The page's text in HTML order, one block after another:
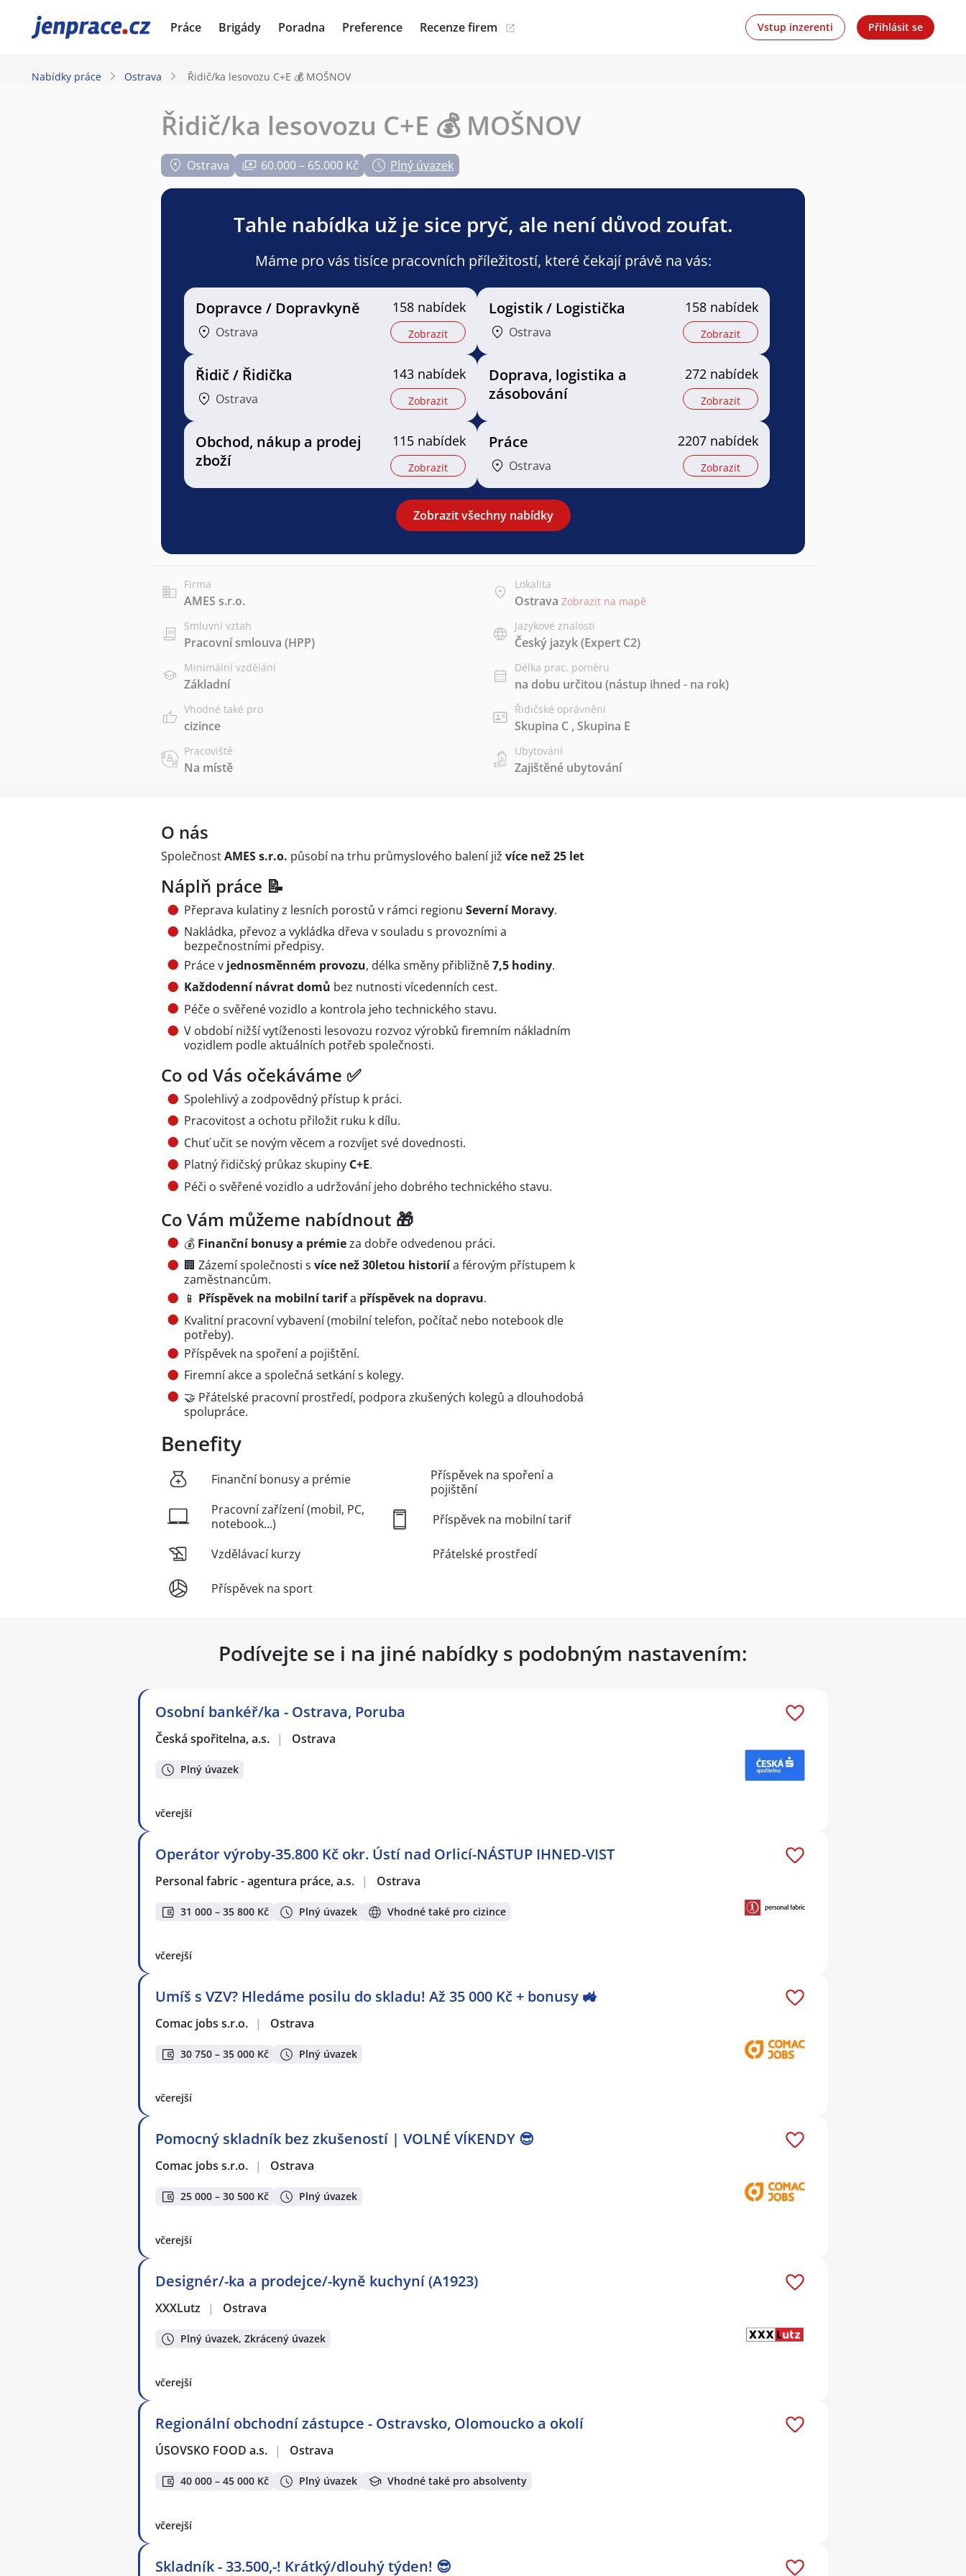
JenPráce.cz Práce Brigády Poradna Preference Recenze firem Vstup inzerenti Přihlásit se
Nabídky práce Ostrava Řidič/ka lesovozu C+E 💰 MOŠNOV
Řidič/ka lesovozu C+E 💰 MOŠNOV
Ostrava 60.000 – 65.000 Kč Plný úvazek
Tahle nabídka už je sice pryč, ale není důvod zoufat.
Máme pro vás tisíce pracovních příležitostí, které čekají právě na vás:
Dopravce / Dopravkyně
Ostrava
158 nabídek
Zobrazit
Logistik / Logistička
Ostrava
158 nabídek
Zobrazit
Řidič / Řidička
Ostrava
143 nabídek
Zobrazit
Doprava, logistika a
zásobování
272 nabídek
Zobrazit
Obchod, nákup a prodej
zboží
115 nabídek
Zobrazit
Práce
Ostrava
2207 nabídek
Zobrazit
Zobrazit všechny nabídky
Firma
AMES s.r.o.
Lokalita
Ostrava Zobrazit na mapě
Smluvní vztah
Pracovní smlouva (HPP)
Jazykové znalosti
Český jazyk(Expert C2)
Minimální vzdělání
Základní
Délka prac. poměru
na dobu určitou (nástup ihned - na rok)
Vhodné také pro
cizince
Řidičské oprávnění
Skupina C , Skupina E
Pracoviště
Na místě
Ubytování
Zajištěné ubytování
O nás
SpolečnostAMES s.r.o. působí na trhu průmyslového balení již více než 25 let
Náplň práce 📝
Přeprava kulatiny z lesních porostů v rámci regionu Severní Moravy.
Nakládka, převoz a vykládka dřeva v souladu s provozními a
bezpečnostními předpisy.
Práce v jednosměnném provozu, délka směny přibližně7,5 hodiny.
Každodenní návrat domů bez nutnosti vícedenních cest.
Péče o svěřené vozidlo a kontrola jeho technického stavu.
V období nižší vytíženosti lesovozu rozvoz výrobků firemním nákladním
vozidlem podle aktuálních potřeb společnosti.
Co od Vás očekáváme ✅
Spolehlivý a zodpovědný přístup k práci.
Pracovitost a ochotu přiložit ruku k dílu.
Chuť učit se novým věcem a rozvíjet své dovednosti.
Platný řidičský průkaz skupiny C+E.
Péči o svěřené vozidlo a udržování jeho dobrého technického stavu.
Co Vám můžeme nabídnout 🎁
💰 Finanční bonusy a prémieza dobře odvedenou práci.
🏢 Zázemí společnosti s více než 30letou historiía férovým přístupem k
zaměstnancům.
📱 Příspěvek na mobilní tarifa příspěvek na dopravu.
Kvalitní pracovní vybavení (mobilní telefon, počítač nebo notebook dle
potřeby).
Příspěvek na spoření a pojištění.
Firemní akce a společná setkání s kolegy.
🤝 Přátelské pracovní prostředí, podpora zkušených kolegů a dlouhodobá
spolupráce.
Benefity
Finanční bonusy a prémie
Pracovní zařízení (mobil, PC,
notebook...)
Vzdělávací kurzy
Příspěvek na sport
Příspěvek na spoření a
pojištění
Příspěvek na mobilní tarif
Přátelské prostředí
Podívejte se i na jiné nabídky s podobným nastavením:
Osobní bankéř/ka - Ostrava, Poruba
Česká spořitelna, a.s. | Ostrava
Plný úvazek
včerejší
Operátor výroby-35.800 Kč okr. Ústí nad Orlicí-NÁSTUP IHNED-VIST
Personal fabric - agentura práce, a.s. | Ostrava
31 000 – 35 800 Kč Plný úvazek Vhodné také pro cizince
včerejší
Umíš s VZV? Hledáme posilu do skladu! Až 35 000 Kč + bonusy 🚜
Comac jobs s.r.o. | Ostrava
30 750 – 35 000 Kč Plný úvazek
včerejší
Pomocný skladník bez zkušeností | VOLNÉ VÍKENDY 😎
Comac jobs s.r.o. | Ostrava
25 000 – 30 500 Kč Plný úvazek
včerejší
Designér/-ka a prodejce/-kyně kuchyní (A1923)
XXXLutz | Ostrava
Plný úvazek, Zkrácený úvazek
včerejší
Regionální obchodní zástupce - Ostravsko, Olomoucko a okolí
ÚSOVSKO FOOD a.s. | Ostrava
40 000 – 45 000 Kč Plný úvazek Vhodné také pro absolventy
včerejší
Skladník - 33.500,-! Krátký/dlouhý týden! 😎